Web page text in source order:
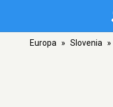
Europa » Slovenia »